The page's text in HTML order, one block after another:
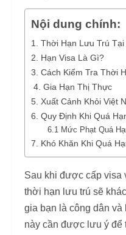
Nội dung chính:
1. Thời Hạn Lưu Trú Tại
2. Hạn Visa Là Gì?
3. Cách Kiểm Tra Thời
4. Gia Hạn Thị Thực
5. Xuất Cảnh Khỏi Việt
6. Quy Định Khi Quá
6.1 Mức Phạt Quá
7. Khó Khăn Khi Quá
Sau khi được cấp visa
thời hạn lưu trú sẽ
gia bạn là công dân
này cần được lưu ý để